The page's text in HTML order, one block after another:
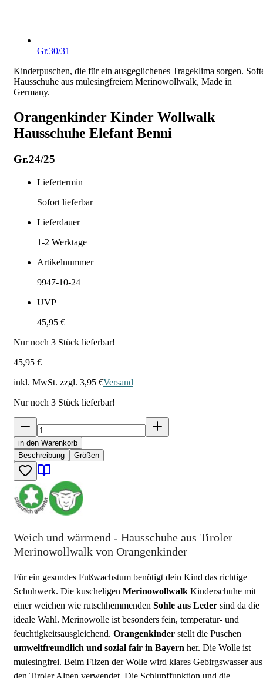
Gr.30/31
Kinderpuschen, die für ein ausgeglichenes Trageklima sorgen.
Hausschuhe aus mulesingfreiem Merinowollwalk, Made in
Germany.
Orangenkinder Kinder Wollwalk
Hausschuhe Elefant Benni
Gr.24/25
Liefertermin
Sofort lieferbar
Lieferdauer
1-2 Werktage
Artikelnummer
9947-10-24
UVP
45,95 €
Nur noch 3 Stück lieferbar!
45,95 €
inkl. MwSt. zzgl. 3,95 €Versand
Nur noch 3 Stück lieferbar!
in den Warenkorb
Beschreibung
Größen
Weich und wärmend - Hausschuhe aus Tiroler
Merinowollwalk von Orangenkinder
Für ein gesundes Fußwachstum benötigt dein Kind das richtige
Schuhwerk. Die kuscheligen Merinowollwalk Kinderschuhe mit
einer weichen wie rutschhemmenden Sohle aus Leder sind da die
ideale Wahl. Merinowolle ist besonders fein, temperatur- und
feuchtigkeitsausgleichend. Orangenkinder stellt die Puschen
umweltfreundlich und sozial fair in Bayern her. Die Wolle ist
mulesingfrei. Beim Filzen der Wolle wird klares Gebirgswasser aus
den Tiroler Alpen verwendet. Die Schlupffunktion und die